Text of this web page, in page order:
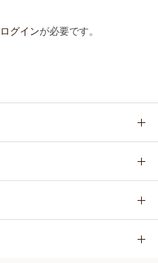
ログインが必要です。